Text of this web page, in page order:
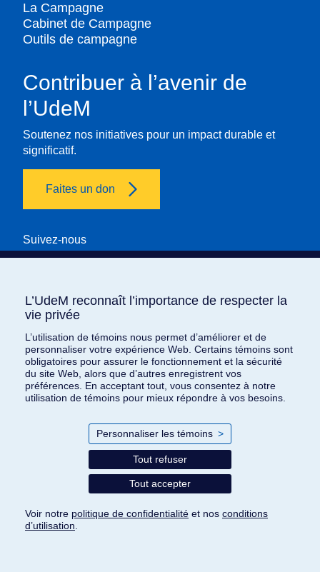
La Campagne
Cabinet de Campagne
Outils de campagne
Contribuer à l’avenir de
l’UdeM
Soutenez nos initiatives pour un impact durable et
significatif.
Faites un don
Suivez-nous
Nous joindre
Inscrivez-vous à
l’infolettre
Toute l’actualité deL’heure est brave
livrée chaque mois à votre adresse
courriel. Plongez dans nos récits de
courage, de générosité, et découvrez
comment nous changeons le monde, une
histoire à la fois.
L’UdeM reconnaît l’importance de respecter la
vie privée
L’utilisation de témoins nous permet d’améliorer et de
personnaliser votre expérience Web. Certains témoins sont
obligatoires pour assurer le fonctionnement et la sécurité
du site Web, alors que d’autres enregistrent vos
préférences. En acceptant tout, vous consentez à notre
utilisation de témoins pour mieux répondre à vos besoins.
Personnaliser les témoins >
Tout refuser
Tout accepter
Voir notre politique de confidentialité et nos conditions
d’utilisation
L’UdeM reconnaît l’importance de respecter la
vie privée
L’utilisation de témoins nous permet d’améliorer et de
personnaliser votre expérience Web. Certains témoins sont
obligatoires pour assurer le fonctionnement et la sécurité
du site Web, alors que d’autres enregistrent vos
préférences. En acceptant tout, vous consentez à notre
utilisation de témoins pour mieux répondre à vos besoins.
Personnaliser les témoins >
Tout refuser
Tout accepter
Voir notre politique de confidentialité et nos conditions
d’utilisation